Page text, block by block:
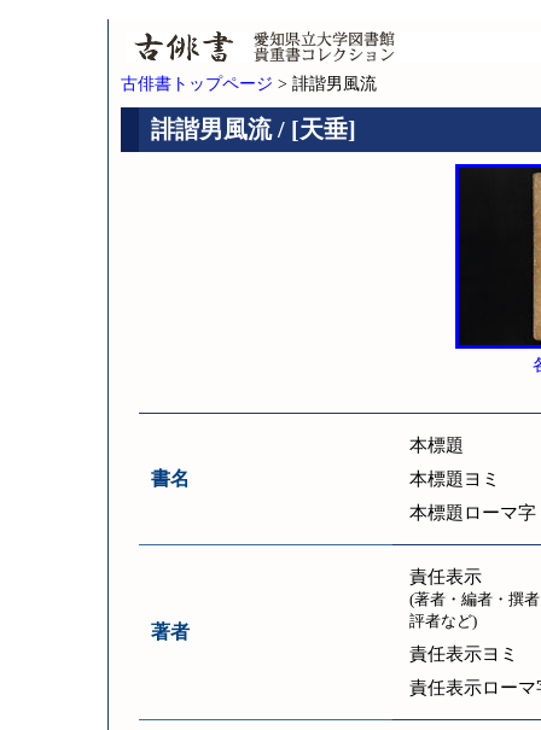
古俳書トップページ > 誹諧男風流
誹諧男風流 / [天垂]
書名
本標題
本標題ヨミ
本標題ローマ字
著者
責任表示
(著者・編者・撰
評者など)
責任表示ヨミ
責任表示ローマ